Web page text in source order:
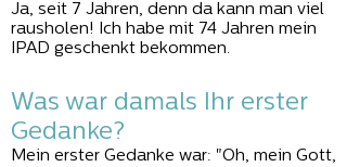
Ja, seit 7 Jahren, denn da kann man viel
rausholen! Ich habe mit 74 Jahren mein
IPAD geschenkt bekommen.
Was war damals Ihr erster
Gedanke?
Mein erster Gedanke war: "Oh, mein Gott,